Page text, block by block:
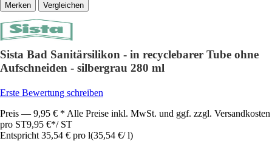
Vergleichen
Sista Bad Sanitärsilikon - in recyclebarer Tube ohne
Aufschneiden - silbergrau 280 ml
Erste Bewertung schreiben
Preis — 9,95 € * Alle Preise inkl. MwSt. und ggf. zzgl. Versandkosten
pro ST9,95 €*/ ST
Entspricht 35,54 € pro l(35,54 €/ l)